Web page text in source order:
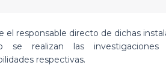
el responsable directo de dichas
se realizan las
respectivas.